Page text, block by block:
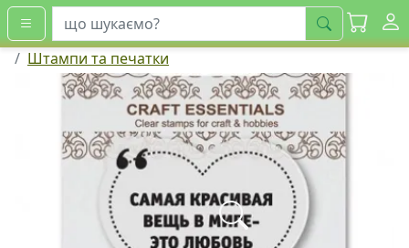
шукати
Штампи та печатки